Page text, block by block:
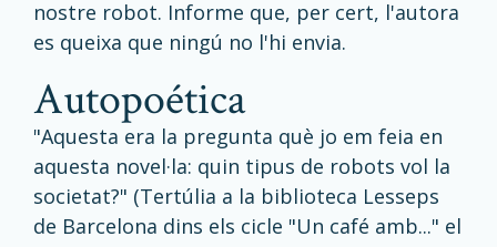
nostre robot. Informe que, per cert, l'autora
es queixa que ningú no l'hi envia.
autopoética
"Aquesta era la pregunta què jo em feia en
aquesta novel·la: quin tipus de robots vol la
societat?" (Tertúlia a la biblioteca Lesseps
de Barcelona dins els cicle "Un café amb..." el